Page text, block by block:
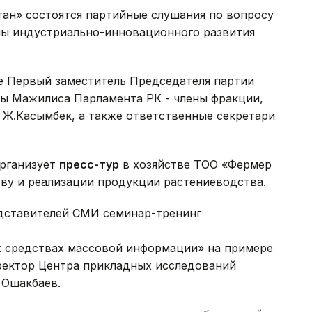
состоятся партийные слушания по вопросу
индустриально-инновационного развития
заместитель Председателя партии
Мажилиса Парламента РК - члены фракции,
а также ответственные секретари
пресс-тур в хозяйстве ТОО «Фермер
и реализации продукции растениеводства.
СМИ семинар-тренинг
массовой информации» на примере
Центра прикладных исследований